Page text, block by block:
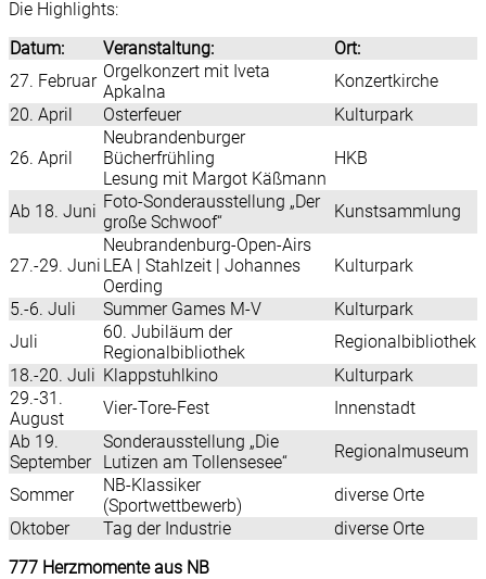
Die Highlights:
Datum:
Veranstaltung:
Ort:
27. Februar Orgelkonzert mit Iveta
Apkalna
Konzertkirche
20. April
Osterfeuer Kulturpark
26. April
Neubrandenburger
Bücherfrühling
Lesung mit Margot Käßmann
HKB
Ab 18. Juni Foto-Sonderausstellung „Der
große Schwoof“
Kunstsammlung
27.-29. Juni
Neubrandenburg-Open-Airs
LEA | Stahlzeit | Johannes
Oerding
Kulturpark
5.-6. Juli Summer Games M-V
Kulturpark
Juli
60. Jubiläum der
Regionalbibliothek
Regionalbibliothek
18.-20. Juli Klappstuhlkino
Kulturpark
29.-31.
August
Vier-Tore-Fest
Innenstadt
Ab 19.
September
Sonderausstellung „Die
Lutizen am Tollensesee“
Regionalmuseum
Sommer
NB-Klassiker
(Sportwettbewerb)
diverse Orte
Oktober
Tag der Industrie
diverse Orte
777 Herzmomente aus NB